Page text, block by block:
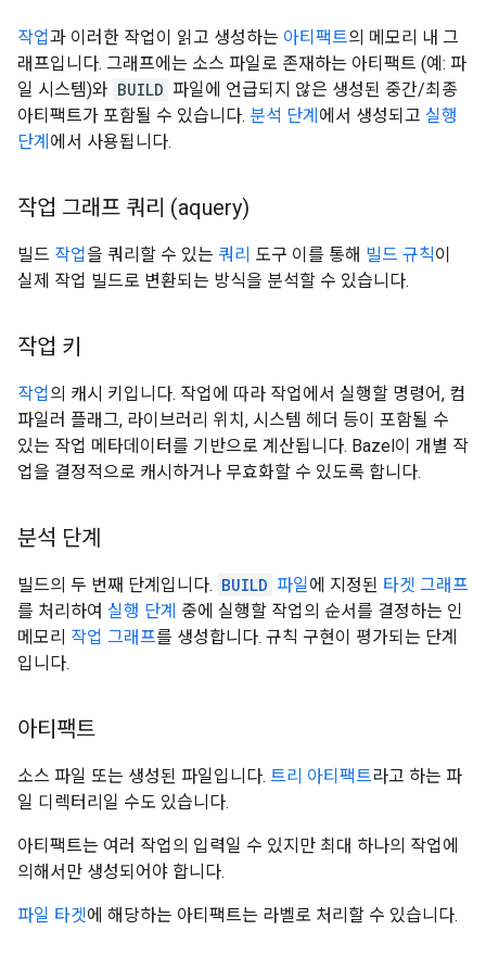
작업과 이러한 작업이 읽고 생성하는 아티팩트의 메모리 내 그
래프입니다. 그래프에는 소스 파일로 존재하는 아티팩트 (예: 파
일 시스템)와 BUILD 파일에 언급되지 않은 생성된 중간/최종
아티팩트가 포함될 수 있습니다. 분석 단계 에서 생성되고 실행
단계 에서 사용됩니다.
작업 그래프 쿼리 (aquery)
빌드 작업을 쿼리할 수 있는 쿼리 도구 이를 통해 빌드 규칙이
실제 작업 빌드로 변환되는 방식을 분석할 수 있습니다.
작업 키
작업의 캐시 키입니다. 작업에 따라 작업에서 실행할 명령어, 컴
파일러 플래그, 라이브러리 위치, 시스템 헤더 등이 포함될 수
있는 작업 메타데이터를 기반으로 계산됩니다. Bazel이 개별 작
업을 결정적으로 캐시하거나 무효화할 수 있도록 합니다.
분석 단계
빌드의 두 번째 단계입니다. BUILD 파일에 지정된 타겟 그래프
를 처리하여 실행 단계 중에 실행할 작업의 순서를 결정하는 인
메모리 작업 그래프를 생성합니다. 규칙 구현이 평가되는 단계
입니다.
아티팩트
소스 파일 또는 생성된 파일입니다. 트리 아티팩트라고 하는 파
일 디렉터리일 수도 있습니다.
아티팩트는 여러 작업의 입력일 수 있지만 최대 하나의 작업에
의해서만 생성되어야 합니다.
파일 타겟에 해당하는 아티팩트는 라벨로 처리할 수 있습니다.